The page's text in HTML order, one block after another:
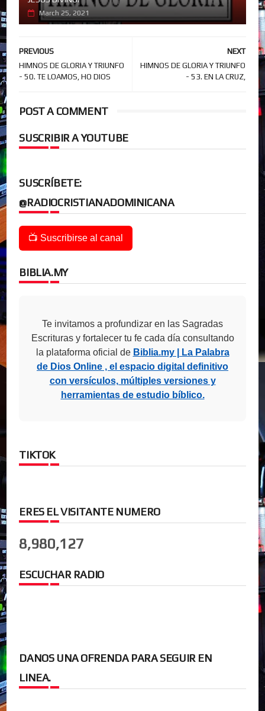
March 25, 2021
NEXT
HIMNOS DE GLORIA Y TRIUNFO
- 53. EN LA CRUZ,
PREVIOUS
HIMNOS DE GLORIA Y TRIUNFO
- 50. TE LOAMOS, HO DIOS
POST A COMMENT
SUSCRIBIR A YOUTUBE
SUSCRÍBETE:
@RADIOCRISTIANADOMINICANA
📺 Suscribirse al canal
BIBLIA.MY
Te invitamos a profundizar en las Sagradas
Escrituras y fortalecer tu fe cada día consultando
la plataforma oficial de Biblia.my | La Palabra
de Dios Online , el espacio digital definitivo
con versículos, múltiples versiones y
herramientas de estudio bíblico.
TIKTOK
ERES EL VISITANTE NUMERO
8,980,127
ESCUCHAR RADIO
DANOS UNA OFRENDA PARA SEGUIR EN
LINEA.